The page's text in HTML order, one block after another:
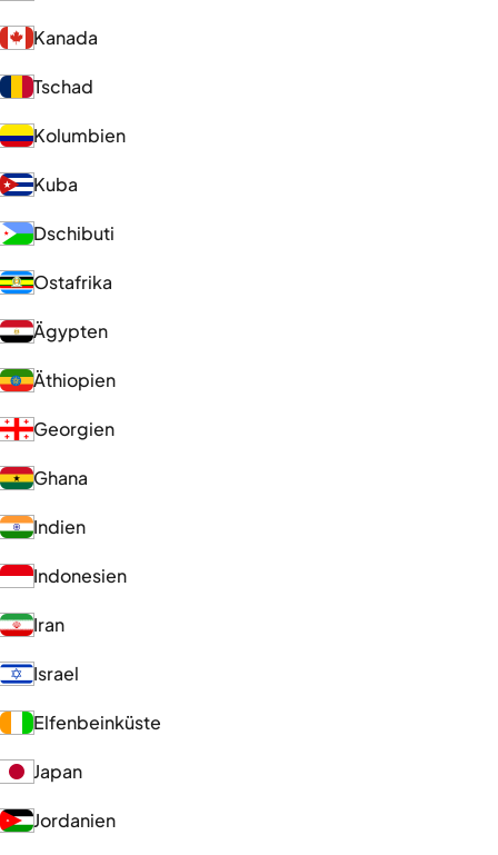
Kanada
Tschad
Kolumbien
Kuba
Dschibuti
Ostafrika
Ägypten
Äthiopien
Georgien
Ghana
Indien
Indonesien
Iran
Israel
Elfenbeinküste
Japan
Jordanien